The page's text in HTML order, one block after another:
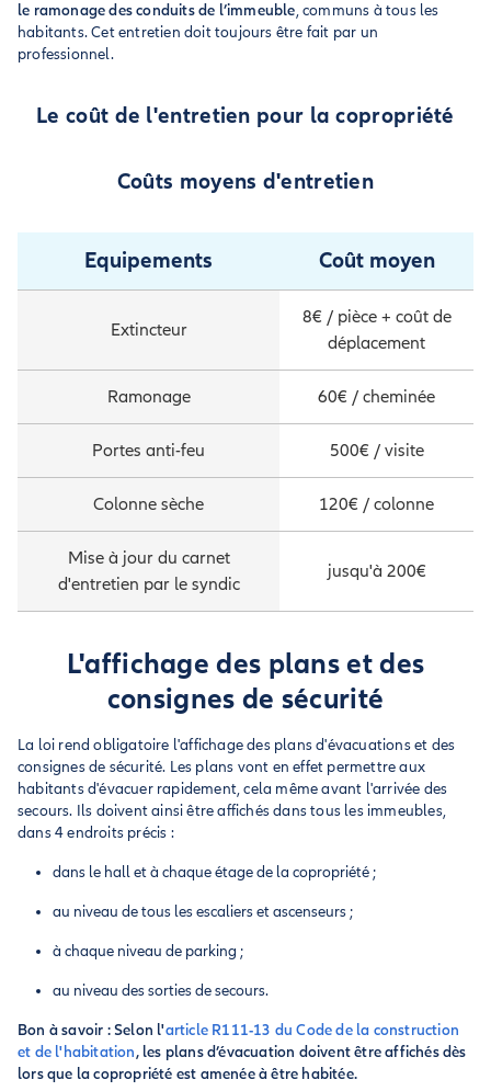
le ramonage des conduits de l’immeuble, communs à tous les
habitants. Cet entretien doit toujours être fait par un
professionnel.
Le coût de l'entretien pour la copropriété
Coûts moyens d'entretien
Equipements Coût moyen
Extincteur
8€ / pièce + coût de
déplacement
Ramonage 60€ / cheminée
Portes anti-feu 500€ / visite
Colonne sèche 120€ / colonne
Mise à jour du carnet
d'entretien par le syndic
jusqu'à 200€
L'affichage des plans et des
consignes de sécurité
La loi rend obligatoire l'affichage des plans d'évacuations et des
consignes de sécurité. Les plans vont en effet permettre aux
habitants d'évacuer rapidement, cela même avant l'arrivée des
secours. Ils doivent ainsi être affichés dans tous les immeubles,
dans 4 endroits précis :
dans le hall et à chaque étage de la copropriété ;
au niveau de tous les escaliers et ascenseurs ;
à chaque niveau de parking ;
au niveau des sorties de secours.
Bon à savoir : Selon l'article R111-13 du Code de la construction
et de l'habitation, les plans d’évacuation doivent être affichés dès
lors que la copropriété est amenée à être habitée.